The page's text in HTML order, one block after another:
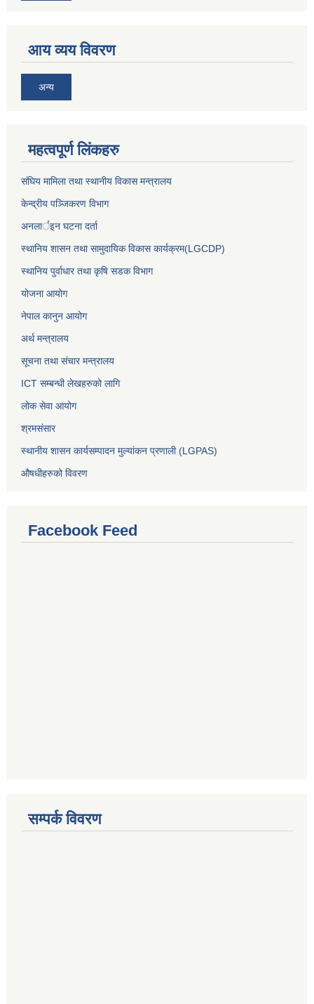
आय व्यय विवरण
अन्य
महत्वपूर्ण लिंकहरु
संघिय मामिला तथा स्थानीय विकास मन्त्रालय
केन्द्रीय पञ्जिकरण विभाग
अनलार्इन घटना दर्ता
स्थानिय शासन तथा सामुदायिक विकास कार्यक्रम(LGCDP)
स्थानिय पुर्वाधार तथा कृषि सडक विभाग
योजना आयोग
नेपाल कानुन आयोग
अर्थ मन्त्रालय
सूचना तथा संचार मन्त्रालय
ICT सम्बन्धी लेखहरुको लागि
लोक सेवा आयोग
श्रमसंसार
स्थानीय शासन कार्यसम्पादन मुल्यांकन प्रणाली (LGPAS)
औषधीहरुको विवरण
Facebook Feed
सम्पर्क विवरण